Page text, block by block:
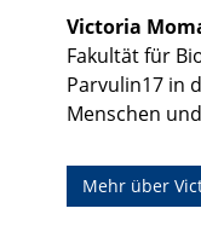
Victoria
Fakultät für
Parvulin17 in
Menschen
Mehr über